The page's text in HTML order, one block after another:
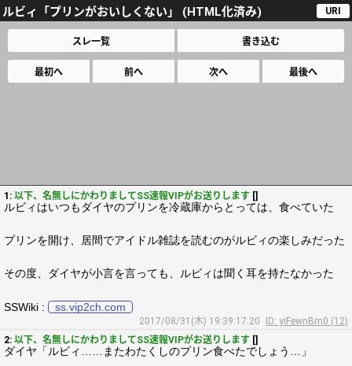
ルビィ「プリンがおいしくない」 (HTML化済み) URI
スレ一覧 書き込む
最初へ 前へ 次へ 最後へ
1: 以下、名無しにかわりましてSS速報VIPがお送りします []
ルビィはいつもダイヤのプリンを冷蔵庫からとっては、食べていた
プリンを開け、居間でアイドル雑誌を読むのがルビィの楽しみだった
その度、ダイヤが小言を言っても、ルビィは聞く耳を持たなかった
SSWiki : ss.vip2ch.com
2017/08/31(木) 19:39:17.20
ID: yiFewnBm0 (12)
2: 以下、名無しにかわりましてSS速報VIPがお送りします []
ダイヤ「ルビィ……またわたくしのプリン食べたでしょう…」